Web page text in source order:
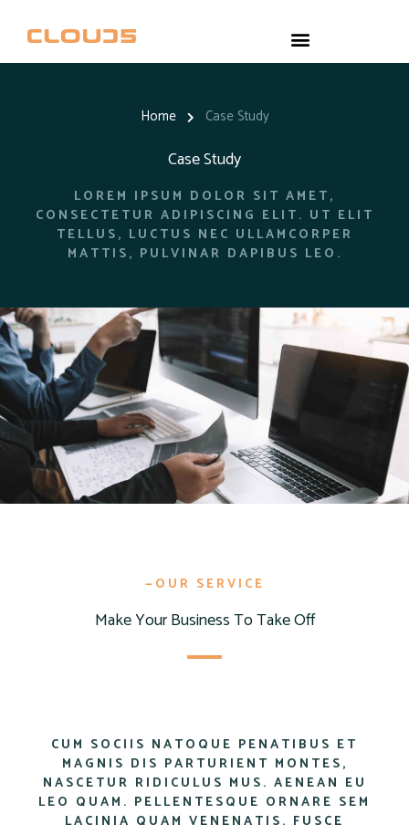
Home Case Study
Case Study
LOREM IPSUM DOLOR SIT AMET,
CONSECTETUR ADIPISCING ELIT. UT ELIT
TELLUS, LUCTUS NEC ULLAMCORPER
MATTIS, PULVINAR DAPIBUS LEO.
—OUR SERVICE
Make Your Business To Take Off
CUM SOCIIS NATOQUE PENATIBUS ET
MAGNIS DIS PARTURIENT MONTES,
NASCETUR RIDICULUS MUS. AENEAN EU
LEO QUAM. PELLENTESQUE ORNARE SEM
LACINIA QUAM VENENATIS. FUSCE